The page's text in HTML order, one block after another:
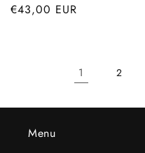
Prix
€43,00 EUR
1 2
Menu